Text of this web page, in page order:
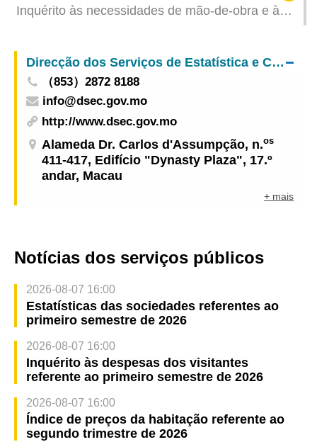
Inquérito às necessidades de mão-de-obra e às
2025
Direcção dos Serviços de Estatística e Censos
（853）2872 8188
info@dsec.gov.mo
http://www.dsec.gov.mo
Alameda Dr. Carlos d'Assumpção, n.os
411-417, Edifício "Dynasty Plaza", 17.º
andar, Macau
+ mais
Notícias dos serviços públicos
2026-08-07 16:00
Estatísticas das sociedades referentes ao
primeiro semestre de 2026
2026-08-07 16:00
Inquérito às despesas dos visitantes
referente ao primeiro semestre de 2026
2026-08-07 16:00
Índice de preços da habitação referente ao
segundo trimestre de 2026